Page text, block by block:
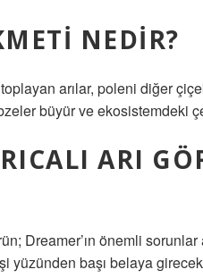
NEDIR?
arılar, poleni diğer
büyür ve ekosistemdeki
ARI
Dreamer’ın önemli
yüzünden başı belaya